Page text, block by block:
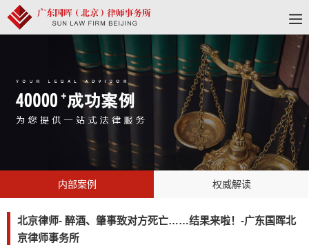
内部案例 权威解读
北京律师- 醉酒、肇事致对方死亡……结果来啦！-广东国晖北
京律师事务所